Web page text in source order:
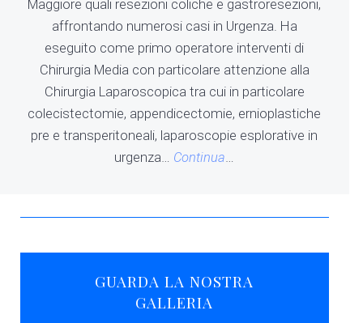
Maggiore quali resezioni coliche e gastroresezioni,
affrontando numerosi casi in Urgenza. Ha
eseguito come primo operatore interventi di
Chirurgia Media con particolare attenzione alla
Chirurgia Laparoscopica tra cui in particolare
colecistectomie, appendicectomie, ernioplastiche
pre e transperitoneali, laparoscopie esplorative in
urgenza… Continua…
GUARDA LA NOSTRA
GALLERIA